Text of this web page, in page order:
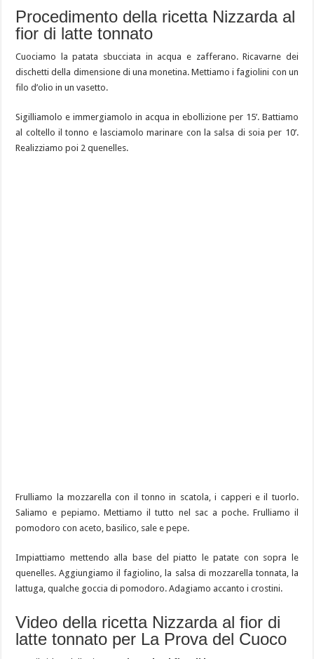
Procedimento della ricetta Nizzarda al
fior di latte tonnato
Cuociamo la patata sbucciata in acqua e zafferano. Ricavarne dei
dischetti della dimensione di una monetina. Mettiamo i fagiolini con un
filo d’olio in un vasetto.
Sigilliamolo e immergiamolo in acqua in ebollizione per 15’. Battiamo
al coltello il tonno e lasciamolo marinare con la salsa di soia per 10’.
Realizziamo poi 2 quenelles.
Frulliamo la mozzarella con il tonno in scatola, i capperi e il tuorlo.
Saliamo e pepiamo. Mettiamo il tutto nel sac a poche. Frulliamo il
pomodoro con aceto, basilico, sale e pepe.
Impiattiamo mettendo alla base del piatto le patate con sopra le
quenelles. Aggiungiamo il fagiolino, la salsa di mozzarella tonnata, la
lattuga, qualche goccia di pomodoro. Adagiamo accanto i crostini.
Video della ricetta Nizzarda al fior di
latte tonnato per La Prova del Cuoco